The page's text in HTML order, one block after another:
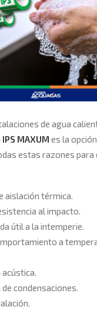
de agua
IPS MAXUM es la
estas razones para
aislación térmica.
al impacto.
útil a la intemperie.
a
de condensaciones.